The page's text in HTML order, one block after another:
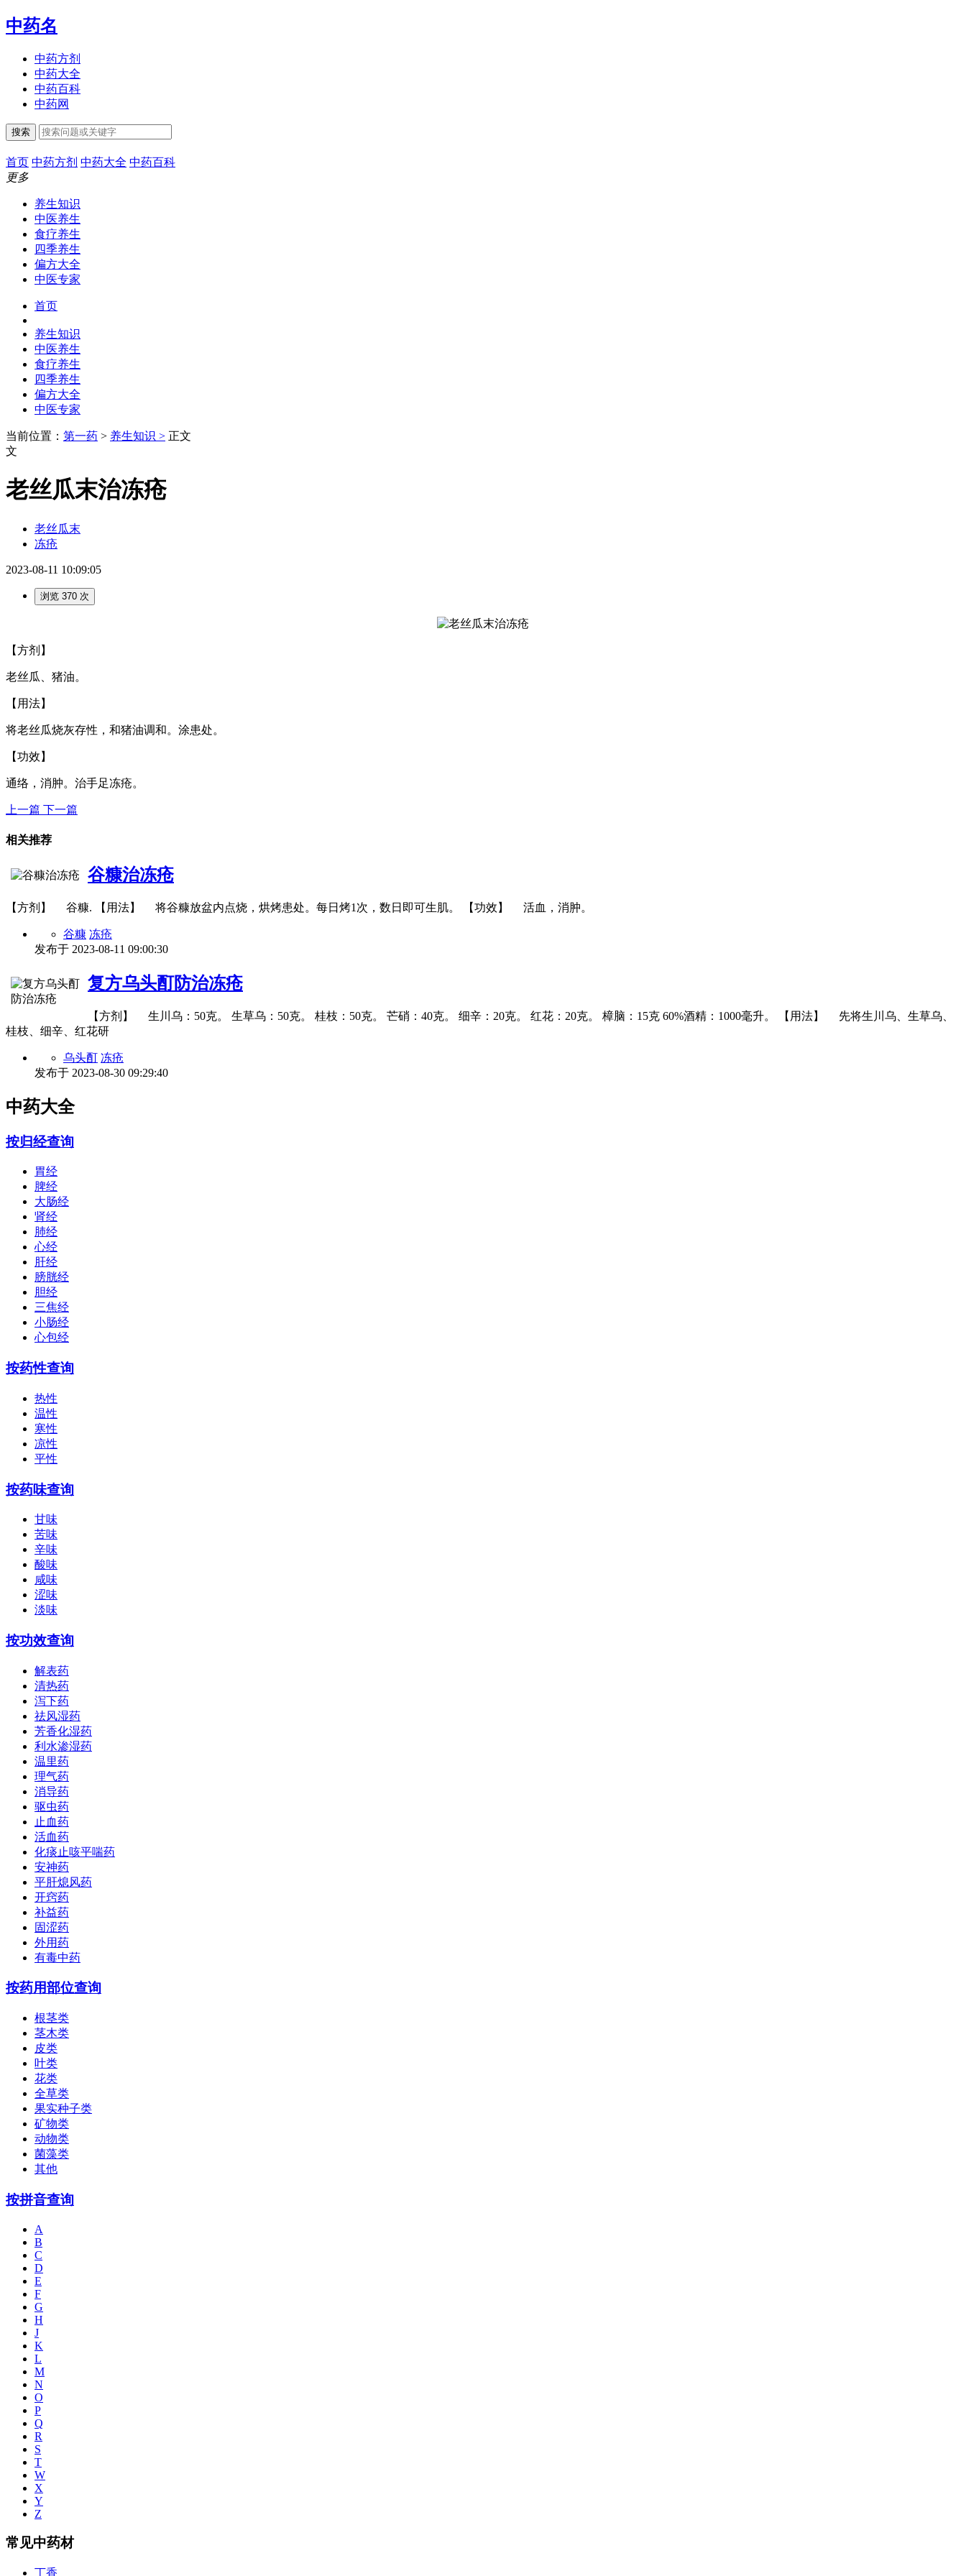
中药名
中药方剂
中药大全
中药百科
中药网
搜索
首页 中药方剂 中药大全 中药百科
更多
养生知识
中医养生
食疗养生
四季养生
偏方大全
中医专家
首页
养生知识
中医养生
食疗养生
四季养生
偏方大全
中医专家
当前位置： 第一药 > 养生知识 > 正文
文
老丝瓜末治冻疮
老丝瓜末
冻疮
2023-08-11 10:09:05
浏览 370 次
【方剂】
老丝瓜、猪油。
【用法】
将老丝瓜烧灰存性，和猪油调和。涂患处。
【功效】
通络，消肿。治手足冻疮。
上一篇 下一篇
相关推荐
谷糠治冻疮
【方剂】 谷糠. 【用法】 将谷糠放盆内点烧，烘烤患处。每日烤1次，数日即可生肌。 【功效】 活血，消肿。
谷糠 冻疮
发布于 2023-08-11 09:00:30
复方乌头酊防治冻疮
【方剂】 生川乌：50克。 生草乌：50克。 桂枝：50克。 芒硝：40克。 细辛：20克。 红花：20克。 樟脑：15克 60%酒精：1000毫升。 【用法】 先将生川乌、生草乌、
桂枝、细辛、红花研
乌头酊 冻疮
发布于 2023-08-30 09:29:40
中药大全
按归经查询
胃经
脾经
大肠经
肾经
肺经
心经
肝经
膀胱经
胆经
三焦经
小肠经
心包经
按药性查询
热性
温性
寒性
凉性
平性
按药味查询
甘味
苦味
辛味
酸味
咸味
涩味
淡味
按功效查询
解表药
清热药
泻下药
祛风湿药
芳香化湿药
利水渗湿药
温里药
理气药
消导药
驱虫药
止血药
活血药
化痰止咳平喘药
安神药
平肝熄风药
开窍药
补益药
固涩药
外用药
有毒中药
按药用部位查询
根茎类
茎木类
皮类
叶类
花类
全草类
果实种子类
矿物类
动物类
菌藻类
其他
按拼音查询
A
B
C
D
E
F
G
H
J
K
L
M
N
O
P
Q
R
S
T
W
X
Y
Z
常见中药材
丁香